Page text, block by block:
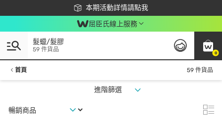
本期活動詳情請點我
下載app最高回饋$350
屈臣氏線上服務
0
髮蠟/髮膠
59 件貨品
首頁 59 件貨品
進階篩選